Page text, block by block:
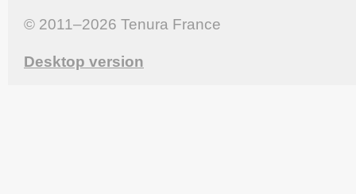
© 2011–2026 Tenura France
Desktop version